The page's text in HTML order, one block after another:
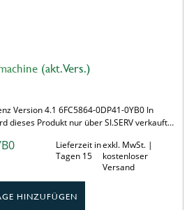
(akt.Vers.)
Version 4.1 6FC5864-0DP41-0YB0 In
dieses Produkt nur über SI.SERV verkauft…
Lieferzeit in
Tagen 15
exkl. MwSt. |
kostenloser
Versand
HINZUFÜGEN